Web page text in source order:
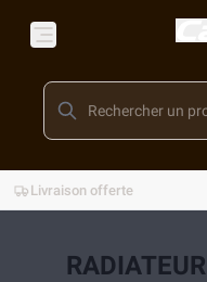
Livraison offerte